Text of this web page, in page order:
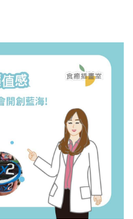
傳統紙標籤，以消費者的角
與傳統紙標籤差異不大，但